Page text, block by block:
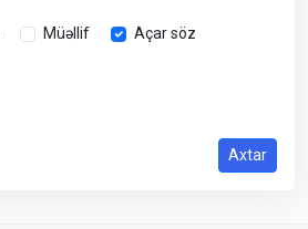
Müəllif Açar söz
Axtar